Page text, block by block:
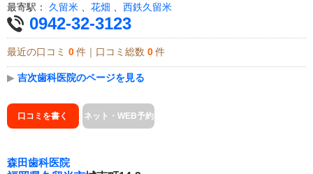
最寄駅： 久留米 花畑 西鉄久留米
0942-32-3123
最近の口コミ 0 件｜口コミ総数 0 件
▶ 吉次歯科医院のページを見る
口コミを書く ネット・WEB予約
森田歯科医院